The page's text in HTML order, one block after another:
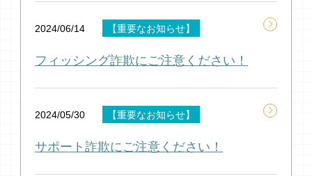
2024/06/14 【重要なお知らせ】
フィッシング詐欺にご注意ください！
2024/05/30 【重要なお知らせ】
サポート詐欺にご注意ください！